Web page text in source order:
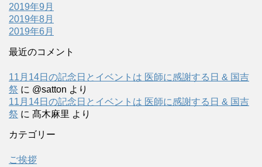
2019年9月
2019年8月
2019年6月
最近のコメント
11月14日の記念日とイベントは 医師に感謝する日 & 国吉
祭 に @satton より
11月14日の記念日とイベントは 医師に感謝する日 & 国吉
祭 に 髙木麻里 より
カテゴリー
ご挨拶